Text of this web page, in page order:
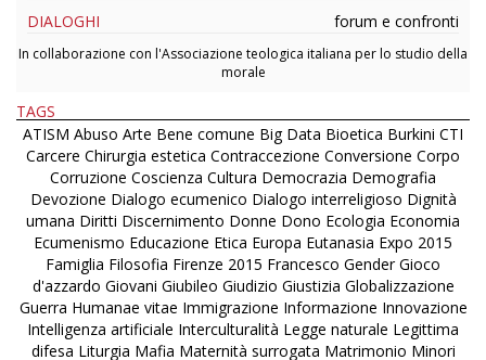
DIALOGHI
forum e confronti
In collaborazione con l'Associazione teologica italiana per lo studio della
morale
TAGS
ATISM Abuso Arte Bene comune Big Data Bioetica Burkini CTI
Carcere Chirurgia estetica Contraccezione Conversione Corpo
Corruzione Coscienza Cultura Democrazia Demografia
Devozione Dialogo ecumenico Dialogo interreligioso Dignità
umana Diritti Discernimento Donne Dono Ecologia Economia
Ecumenismo Educazione Etica Europa Eutanasia Expo 2015
Famiglia Filosofia Firenze 2015 Francesco Gender Gioco
d'azzardo Giovani Giubileo Giudizio Giustizia Globalizzazione
Guerra Humanae vitae Immigrazione Informazione Innovazione
Intelligenza artificiale Interculturalità Legge naturale Legittima
difesa Liturgia Mafia Maternità surrogata Matrimonio Minori